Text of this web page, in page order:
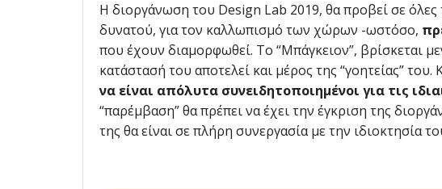
Η διοργάνωση του Design Lab 2019, θα προβεί σε όλες
δυνατού, για τον καλλωπισμό των χώρων -ωστόσο,
που έχουν διαμορφωθεί. Το “Μπάγκειον”, βρίσκεται
κατάστασή του αποτελεί και μέρος της “γοητείας” του.
να είναι απόλυτα συνειδητοποιημένοι για τις
“παρέμβαση” θα πρέπει να έχει την έγκριση της
της θα είναι σε πλήρη συνεργασία με την ιδιοκτησία